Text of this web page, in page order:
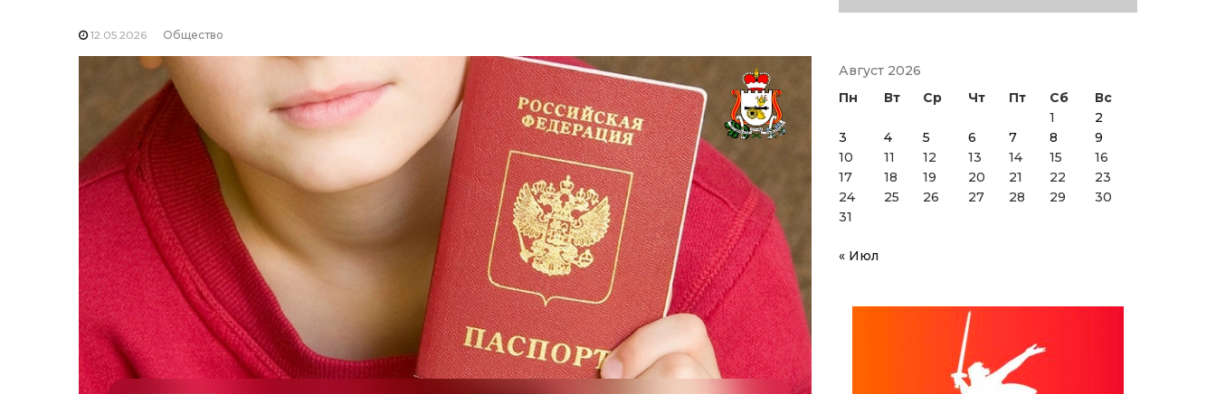
12.05.2026 Общество
Август 2026
Пн
Вт Ср Чт Пт Сб
Вс
1
2
3
4 5 6 7 8
9
10
11 12 13 14 15
16
17
18 19 20 21 22
23
24
25 26 27 28 29
30
31
« Июл